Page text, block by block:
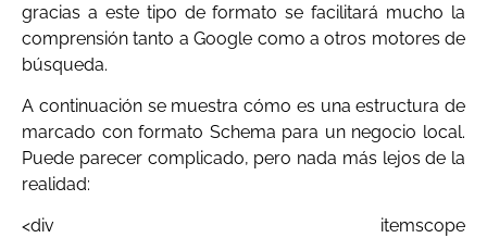
gracias a este tipo de formato se facilitará mucho la
comprensión tanto a Google como a otros motores de
búsqueda.
A continuación se muestra cómo es una estructura de
marcado con formato Schema para un negocio local.
Puede parecer complicado, pero nada más lejos de la
realidad:
<div itemscope